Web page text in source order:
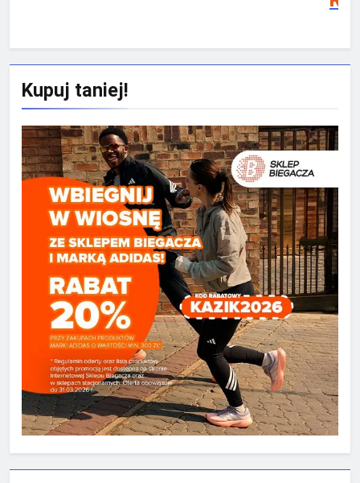
Kupuj taniej!